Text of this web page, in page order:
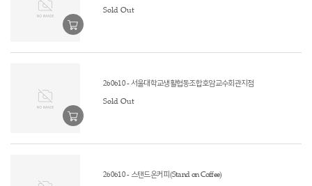
Sold Out
260610 - 서울대학교생활협동조합호암교수회관지점
Sold Out
260610 - 스탠드온커피(Stand on Coffee)